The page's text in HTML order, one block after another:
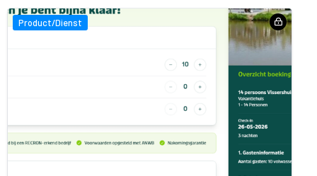
Product/Dienst